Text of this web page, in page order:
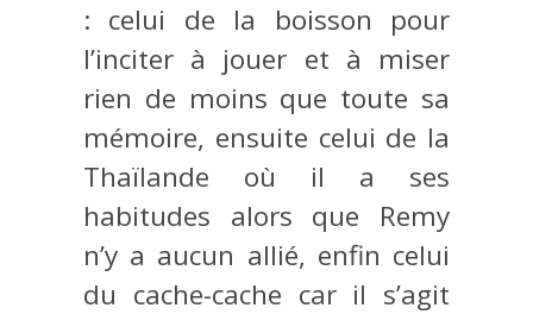
: celui de la boisson pour
l’inciter à jouer et à miser
rien de moins que toute sa
mémoire, ensuite celui de la
Thaïlande où il a ses
habitudes alors que Remy
n’y a aucun allié, enfin celui
du cache-cache car il s’agit